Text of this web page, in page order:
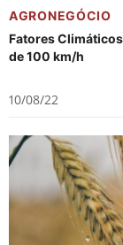
AGRONEGÓCIO
Fatores
de 100 km/h
10/08/22